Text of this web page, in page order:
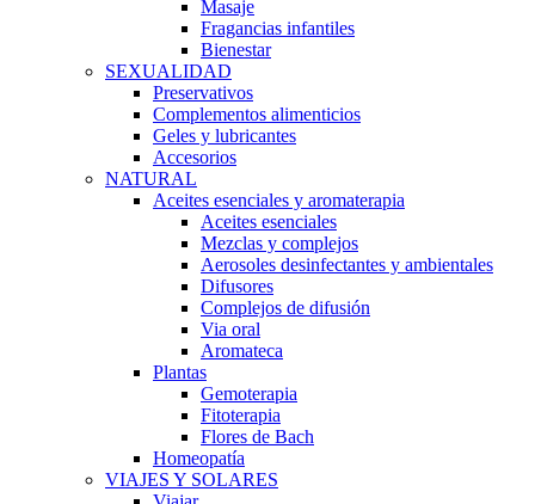
Masaje
Fragancias infantiles
Bienestar
SEXUALIDAD
Preservativos
Complementos alimenticios
Geles y lubricantes
Accesorios
NATURAL
Aceites esenciales y aromaterapia
Aceites esenciales
Mezclas y complejos
Aerosoles desinfectantes y ambientales
Difusores
Complejos de difusión
Via oral
Aromateca
Plantas
Gemoterapia
Fitoterapia
Flores de Bach
Homeopatía
VIAJES Y SOLARES